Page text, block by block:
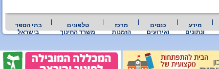
מידע
ונתונים
כנסים
ואירועים
מרכז
הזמנות
טלפונים
משרד החינוך
בתי הספר
בישראל